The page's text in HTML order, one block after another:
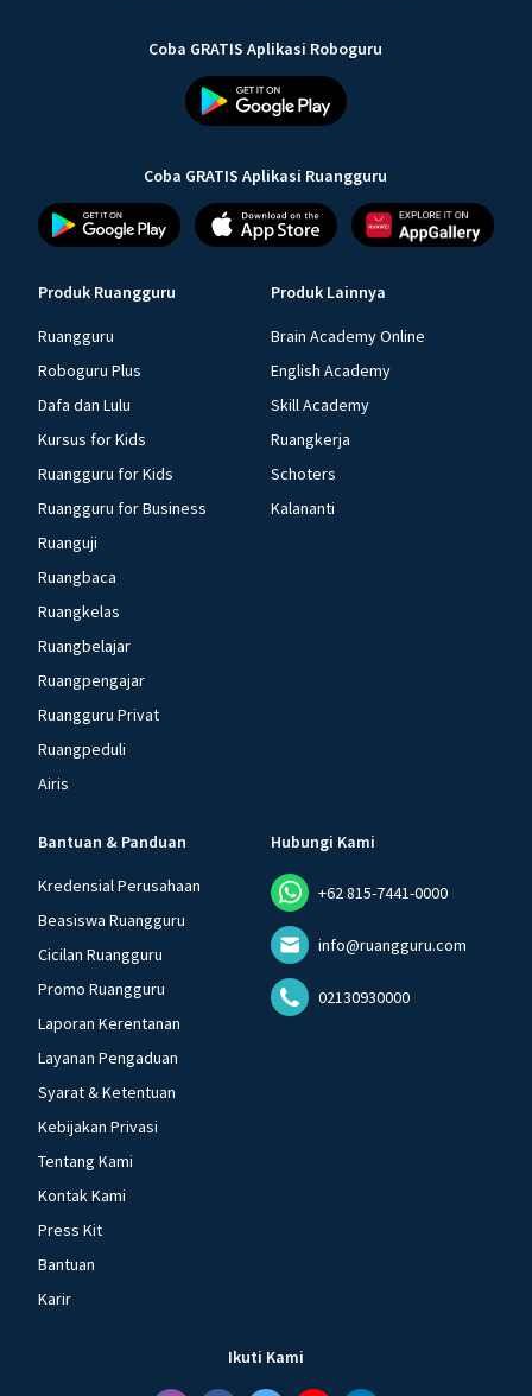
Coba GRATIS Aplikasi Roboguru
Coba GRATIS Aplikasi Ruangguru
Produk Ruangguru
Ruangguru
Roboguru Plus
Dafa dan Lulu
Kursus for Kids
Ruangguru for Kids
Ruangguru for Business
Ruanguji
Ruangbaca
Ruangkelas
Ruangbelajar
Ruangpengajar
Ruangguru Privat
Ruangpeduli
Airis
Produk Lainnya
Brain Academy Online
English Academy
Skill Academy
Ruangkerja
Schoters
Kalananti
Bantuan & Panduan
Kredensial Perusahaan
Beasiswa Ruangguru
Cicilan Ruangguru
Promo Ruangguru
Laporan Kerentanan
Layanan Pengaduan
Syarat & Ketentuan
Kebijakan Privasi
Tentang Kami
Kontak Kami
Press Kit
Bantuan
Karir
Hubungi Kami
+62 815-7441-0000
info@ruangguru.com
02130930000
Ikuti Kami